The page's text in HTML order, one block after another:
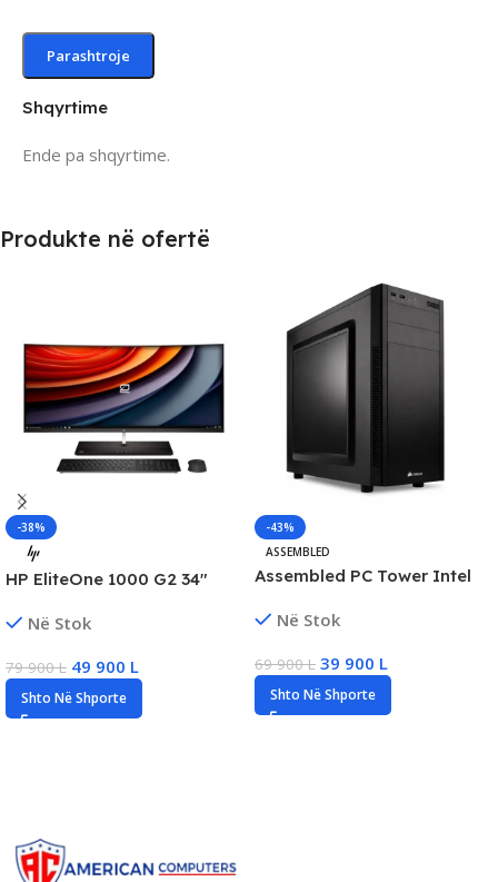
Shqyrtime
Ende pa shqyrtime.
Produkte në ofertë
-38%
HP EliteOne 1000 G2 34″
16GB DDR4, 256GB SSD
Në Stok
79 900L 49 900 L
Shto Në Shporte
-43%
ASSEMBLED
Assembled PC Tower Intel
500GB SSD + 1TB HDD GTX
Në Stok
69 900L 39 900 L
Shto Në Shporte